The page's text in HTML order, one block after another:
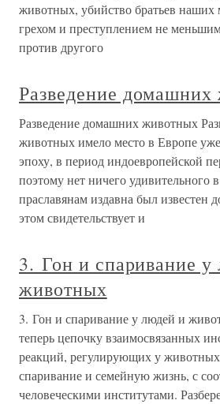
животных, убийство братьев наших
грехом и преступлением не
против другого
Разведение
Разведение домашних животных
животных имело место в Европе
эпоху, в период индоевропейской
поэтому нет ничего удивительного
праславянам издавна был известен
этом свидетельствует и
3. Гон и спаривание
животных
3. Гон и спаривание у людей и
теперь цепочку взаимосвязанных
реакций, регулирующих у
спаривание и семейную жизнь, с
человеческими институтами.